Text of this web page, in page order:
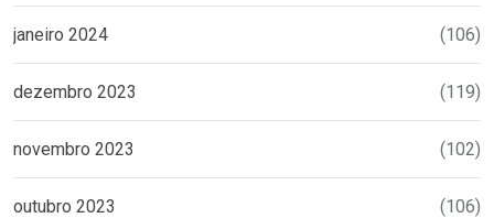
janeiro 2024 (106)
dezembro 2023 (119)
novembro 2023 (102)
outubro 2023 (106)